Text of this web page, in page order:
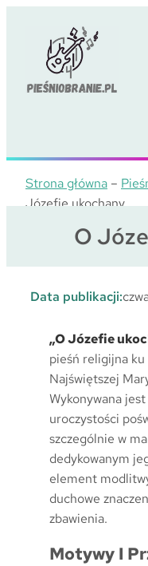
Strona główna –
Józefie ukochany
O
Data publikacji:
„O Józefie
pieśń religijna
Najświętszej
Wykonywana
uroczystości
szczególnie w
dedykowanym
element
duchowe
zbawienia.
Motywy I